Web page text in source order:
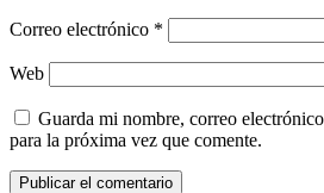
Correo electrónico *
Web
Guarda mi nombre, correo
para la próxima vez que comente.